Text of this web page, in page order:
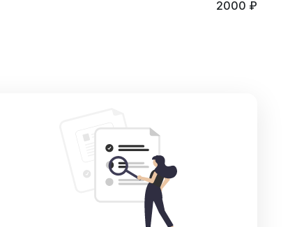
2000 ₽